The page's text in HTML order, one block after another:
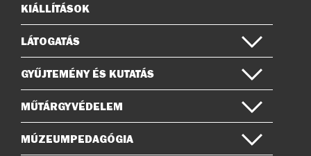
Oldaltérkép
KIÁLLÍTÁSOK
LÁTOGATÁS
GYŰJTEMÉNY ÉS KUTATÁS
MŰTÁRGYVÉDELEM
MÚZEUMPEDAGÓGIA